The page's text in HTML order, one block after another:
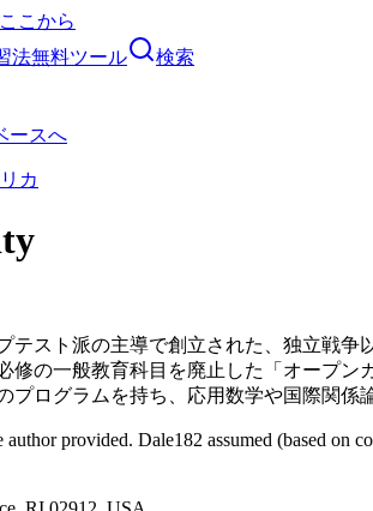
こから
法無料ツール 検索
ースへ
カ
テスト派の主導で創立された、独立戦
修の一般教育科目を廃止した「オープ
プログラムを持ち、応用数学や国際関係
author provided. Dale182 assumed (based on